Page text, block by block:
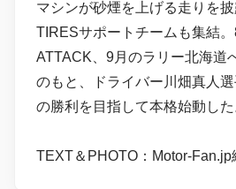
マシンが砂煙を上げる走りを
TIRESサポートチームも集結
ATTACK、9月のラリー北海道
のもと、ドライバー川畑真人
の勝利を目指して本格始動した
TEXT＆PHOTO：Motor-Fan.jp